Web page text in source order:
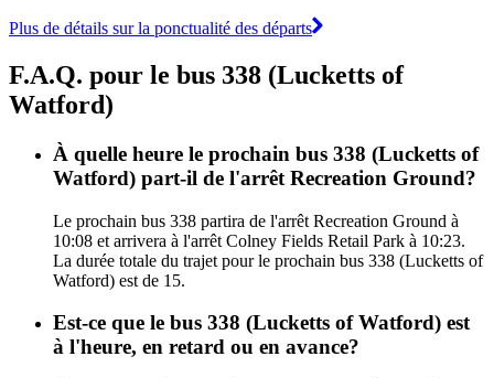
Plus de détails sur la ponctualité des départs
F.A.Q. pour le bus 338 (Lucketts of
Watford)
À quelle heure le prochain bus 338 (Lucketts of
Watford) part-il de l'arrêt Recreation Ground?
Le prochain bus 338 partira de l'arrêt Recreation Ground à
10:08 et arrivera à l'arrêt Colney Fields Retail Park à 10:23.
La durée totale du trajet pour le prochain bus 338 (Lucketts of
Watford) est de 15.
Est-ce que le bus 338 (Lucketts of Watford) est
à l'heure, en retard ou en avance?